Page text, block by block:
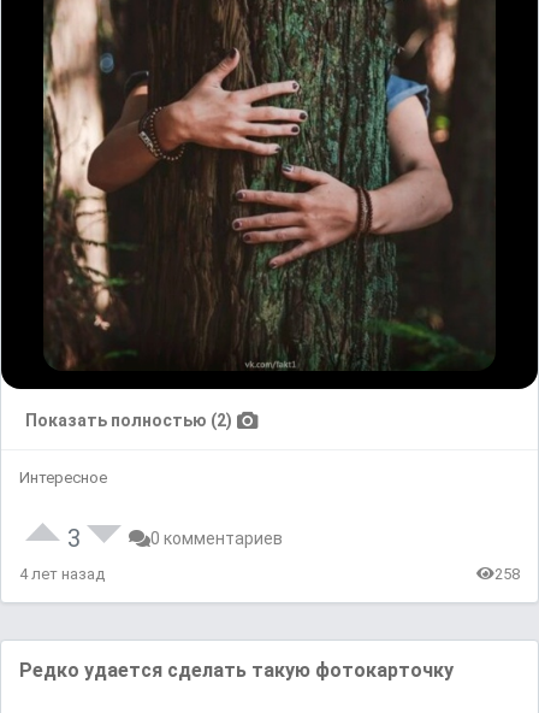
Показать полностью (2)
Интересное
3 0 комментариев
4 лет назад 258
Редко удается сделать такую фотокарточку